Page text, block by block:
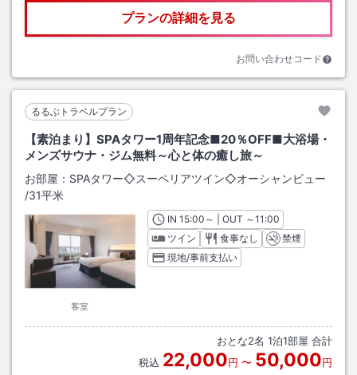
プランの詳細を見る
お問い合わせコード
るるぶトラベルプラン
【素泊まり】SPAタワー1周年記念■20％OFF■大浴場・
メンズサウナ・ジム無料～心と体の癒し旅～
お部屋： SPAタワー◇スーペリアツイン◇オーシャンビュー
/31平米
客室
INチェックイン
15:00 ～ | OUT チェックアウト
～11:00
ツイン
食事なし
禁煙
現地/事前支払い
おとな2名 1泊1部屋 合計
税込 22,000円 〜 50,000円